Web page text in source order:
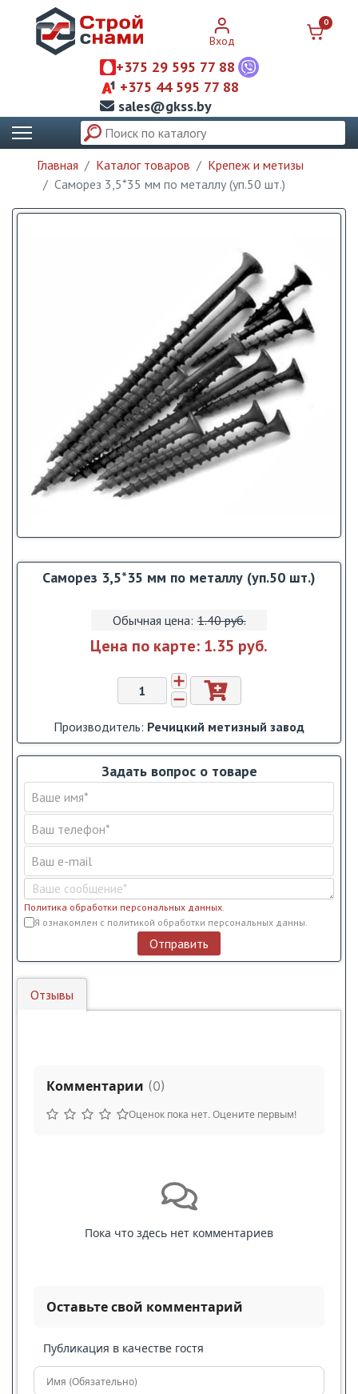
+375 29 595 77 88
+375 44 595 77 88
sales@gkss.by
Вход
0
Главная Каталог товаров
Крепеж и метизы
Саморез 3,5*35 мм по металлу (уп.50 шт.)
Саморез 3,5*35 мм по металлу (уп.50 шт.)
Обычная цена: 1.40 pуб.
Цена по карте: 1.35 pуб.
Производитель: Речицкий метизный завод
Задать вопрос о товаре
Политика обработки персональных данных.
Условия обслуживания*
Я ознакомлен с политикой обработки персональных данны.
Отправить
Отзывы
Комментарии (0)
Оценок пока нет. Оцените первым!
Пока что здесь нет комментариев
Оставьте свой комментарий
Публикация в качестве гостя
Имя (Обязательно)